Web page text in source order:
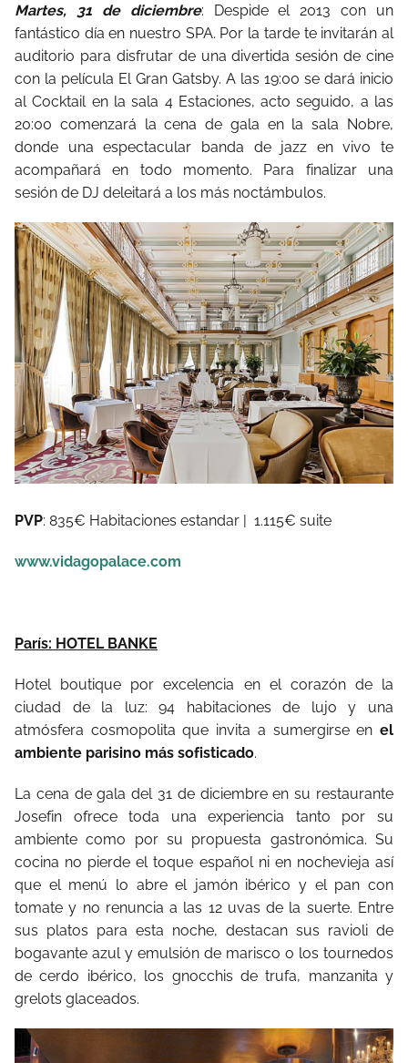
Martes, 31 de diciembre: Despide el 2013 con un
fantástico día en nuestro SPA. Por la tarde te invitarán al
auditorio para disfrutar de una divertida sesión de cine
con la película El Gran Gatsby. A las 19:00 se dará inicio
al Cocktail en la sala 4 Estaciones, acto seguido, a las
20:00 comenzará la cena de gala en la sala Nobre,
donde una espectacular banda de jazz en vivo te
acompañará en todo momento. Para finalizar una
sesión de DJ deleitará a los más noctámbulos.
PVP: 835€ Habitaciones estandar | 1.115€ suite
www.vidagopalace.com
París: HOTEL BANKE
Hotel boutique por excelencia en el corazón de la
ciudad de la luz: 94 habitaciones de lujo y una
atmósfera cosmopolita que invita a sumergirse en el
ambiente parisino más sofisticado.
La cena de gala del 31 de diciembre en su restaurante
Josefin ofrece toda una experiencia tanto por su
ambiente como por su propuesta gastronómica. Su
cocina no pierde el toque español ni en nochevieja así
que el menú lo abre el jamón ibérico y el pan con
tomate y no renuncia a las 12 uvas de la suerte. Entre
sus platos para esta noche, destacan sus ravioli de
bogavante azul y emulsión de marisco o los tournedos
de cerdo ibérico, los gnocchis de trufa, manzanita y
grelots glaceados.